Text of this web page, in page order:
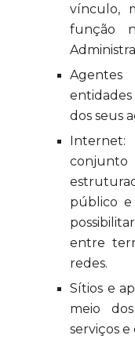
vínculo,
função
dos seus
público e
entre
redes.
Sítios e
meio
serviços